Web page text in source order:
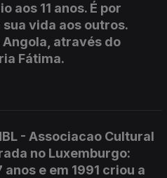
aos 11 anos. É por
vida aos outros.
através do
Fátima.
- Associacao Cultural
no Luxemburgo:
e em 1991 criou a